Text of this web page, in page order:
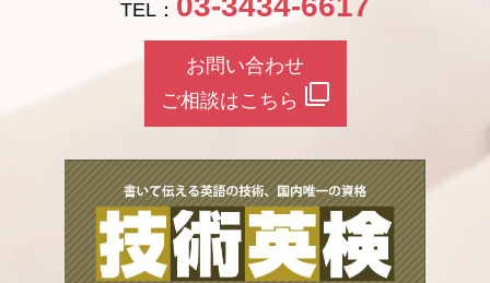
TEL：
お問い合わせ
ご相談はこちら filter_none